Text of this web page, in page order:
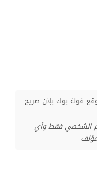
فولة بوك بإذن صريح
الشخصي فقط وأي